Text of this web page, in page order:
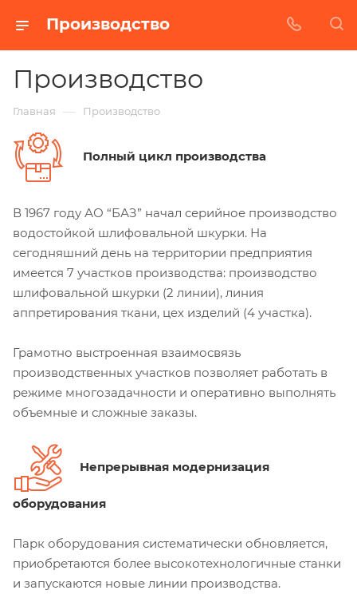
Производство
Производство
Главная — Производство
Полный цикл производства
В 1967 году АО “БАЗ” начал серийное производство
водостойкой шлифовальной шкурки. На
сегодняшний день на территории предприятия
имеется 7 участков производства: производство
шлифовальной шкурки (2 линии), линия
аппретирования ткани, цех изделий (4 участка).
Грамотно выстроенная взаимосвязь
производственных участков позволяет работать в
режиме многозадачности и оперативно выполнять
объемные и сложные заказы.
Непрерывная модернизация
оборудования
Парк оборудования систематически обновляется,
приобретаются более высокотехнологичные станки
и запускаются новые линии производства.